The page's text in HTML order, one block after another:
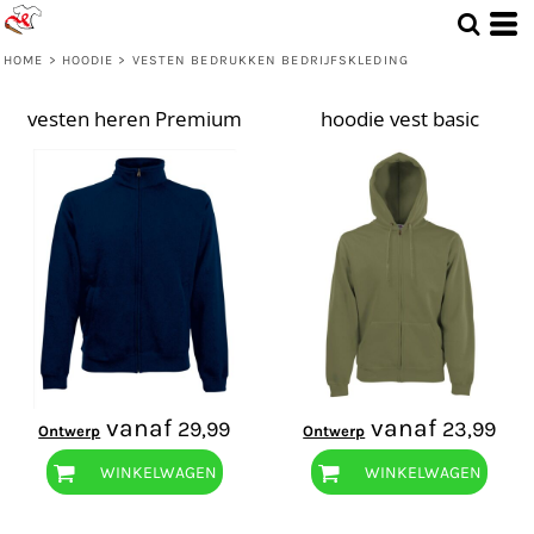
HOME > HOODIE > VESTEN BEDRUKKEN BEDRIJFSKLEDING
vesten heren Premium
Ontwerp vanaf 29,99
WINKELWAGEN
hoodie vest basic
Ontwerp vanaf 23,99
WINKELWAGEN